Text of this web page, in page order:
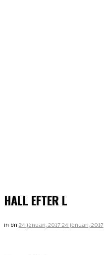
HALL EFTER L
in on24 januari, 201724 januari, 2017